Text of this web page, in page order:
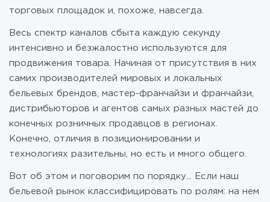
торговых площадок и, похоже, навсегда.
Весь спектр каналов сбыта каждую секунду
интенсивно и безжалостно используются для
продвижения товара. Начиная от присутствия в них
самих производителей мировых и локальных
бельевых брендов, мастер-франчайзи и франчайзи,
дистрибьюторов и агентов самых разных мастей до
конечных розничных продавцов в регионах.
Конечно, отличия в позиционировании и
технологиях разительны, но есть и много общего.
Вот об этом и поговорим по порядку... Если наш
бельевой рынок классифицировать по ролям: на нем